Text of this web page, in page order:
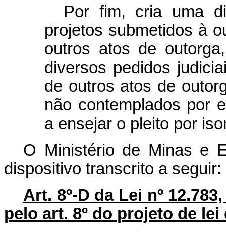
Por fim, cria uma
projetos submetidos à
outros atos de
diversos pedidos
de outros atos de
não contemplados por
a ensejar o pleito por
O Ministério de Minas e
dispositivo transcrito a seguir:
Art. 8º-D da Lei nº
pelo art. 8º do projeto de